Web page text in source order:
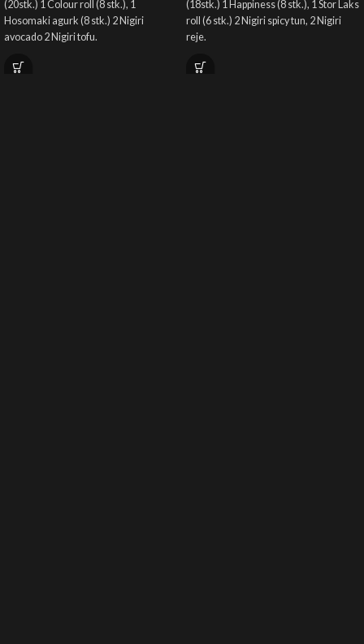
(20stk.) 1 Colour roll (8 stk.), 1
Hosomaki agurk (8 stk.) 2 Nigiri
avocado 2 Nigiri tofu.
(18stk.) 1 Happiness (8 stk.), 1 Stor Laks
roll (6 stk.) 2 Nigiri spicy tun, 2 Nigiri
reje.